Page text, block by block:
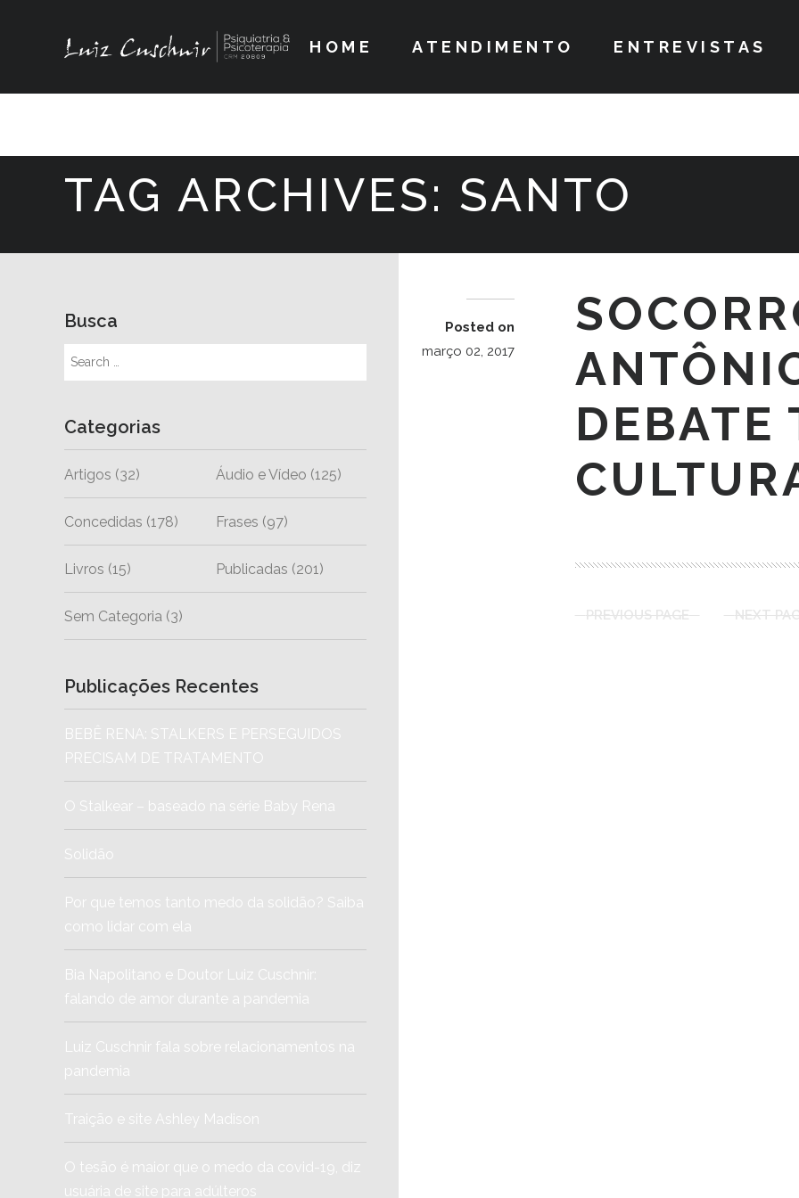
HOME ATENDIMENTO ENTREVISTAS
TAG ARCHIVES: SANTO
Busca
Categorias
Artigos (32) Áudio e Vídeo (125)
Concedidas (178) Frases (97)
Livros (15) Publicadas (201)
Sem Categoria (3)
Publicações Recentes
BEBÊ RENA: STALKERS E PERSEGUIDOS
PRECISAM DE TRATAMENTO
O Stalkear – baseado na série Baby Rena
Solidão
Por que temos tanto medo da solidão? Saiba
como lidar com ela
Bia Napolitano e Doutor Luiz Cuschnir:
falando de amor durante a pandemia
Luiz Cuschnir fala sobre relacionamentos na
pandemia
Traição e site Ashley Madison
O tesão é maior que o medo da covid-19, diz
usuária de site para adúlteros
DEBATE
Posted on
março 02, 2017
PREVIOUS PAGE NEXT